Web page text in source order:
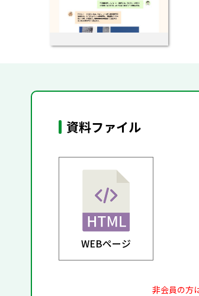
資料ファイル
WEBページ
非会員の方